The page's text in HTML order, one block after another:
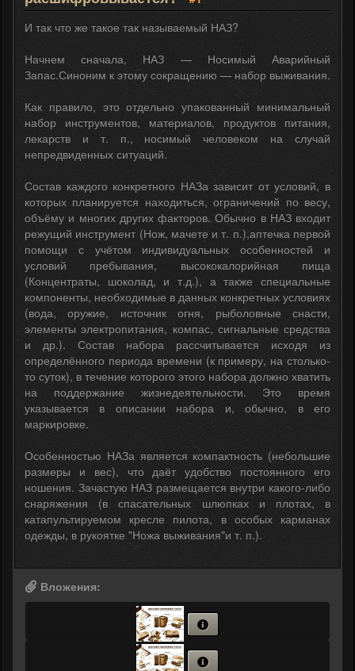
И так что же такое так называемый НАЗ?
Начнем сначала, НАЗ — Носимый Аварийный
Запас.Синоним к этому сокращению — набор выживания.
Как правило, это отдельно упакованный минимальный
набор инструментов, материалов, продуктов питания,
лекарств и т. п., носимый человеком на случай
непредвиденных ситуаций.
Состав каждого конкретного НАЗа зависит от условий, в
которых планируется находиться, ограничений по весу,
объёму и многих других факторов. Обычно в НАЗ входит
режущий инструмент (Нож, мачете и т. п.),аптечка первой
помощи с учётом индивидуальных особенностей и
условий пребывания, высококалорийная пища
(Концентраты, шоколад, и т.д.), а также специальные
компоненты, необходимые в данных конкретных условиях
(вода, оружие, источник огня, рыболовные снасти,
элементы электропитания, компас, сигнальные средства
и др.). Состав набора рассчитывается исходя из
определённого периода времени (к примеру, на столько-
то суток), в течение которого этого набора должно хватить
на поддержание жизнедеятельности. Это время
указывается в описании набора и, обычно, в его
маркировке.
Особенностью НАЗа является компактность (небольшие
размеры и вес), что даёт удобство постоянного его
ношения. Зачастую НАЗ размещается внутри какого-либо
снаряжения (в спасательных шлюпках и плотах, в
катапультируемом кресле пилота, в особых карманах
одежды, в рукоятке "Ножа выживания"и т. п.).
Вложения: